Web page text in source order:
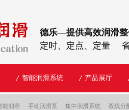
德乐—提供高效润滑
定时、定点、定量
智能润滑系统 产品展厅
能润滑 手动润滑泵 集中润滑系统 双线分